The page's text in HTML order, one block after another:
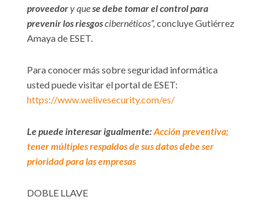
proveedory quese debe tomar el control para
prevenir los riesgoscibernéticos”, concluye Gutiérrez
Amaya de ESET.
Para conocer más sobre seguridad informática
usted puede visitar el portal de ESET:
https://www.welivesecurity.com/es/
Le puede interesar igualmente:Acción preventiva;
tener múltiples respaldos de sus datos debe ser
prioridad para las empresas
DOBLE LLAVE